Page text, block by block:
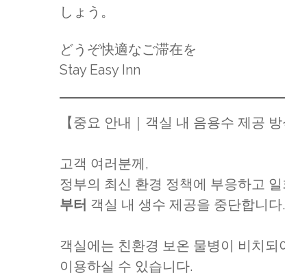
しょう。
どうぞ快適なご滞在を
Stay Easy Inn
【중요 안내｜객실 내 음용수 제공 방
고객 여러분께,
정부의 최신 환경 정책에 부응하고
부터 객실 내 생수 제공을 중단합니다.
객실에는 친환경 보온 물병이 비치되
이용하실 수 있습니다.